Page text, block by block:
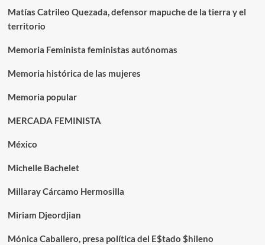
Matías Catrileo Quezada, defensor mapuche de la tierra y el
territorio
Memoria Feminista feministas autónomas
Memoria histórica de las mujeres
Memoria popular
MERCADA FEMINISTA
México
Michelle Bachelet
Millaray Cárcamo Hermosilla
Miriam Djeordjian
Mónica Caballero, presa política del E$tado $hileno